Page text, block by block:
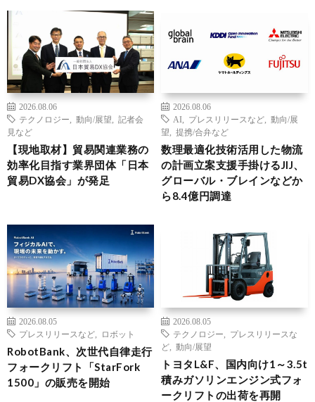
2026.08.06
テクノロジー
動向/展望
記者会
見など
【現地取材】貿易関連業務の
効率化目指す業界団体「日本
貿易DX協会」が発足
2026.08.06
AI
プレスリリースなど
動向/展
望
提携/合弁など
数理最適化技術活用した物流
の計画立案支援手掛けるJIJ、
グローバル・ブレインなどか
ら8.4億円調達
2026.08.05
プレスリリースなど
ロボット
RobotBank、次世代自律走行
フォークリフト「StarFork
1500」の販売を開始
2026.08.05
テクノロジー
プレスリリースな
ど
動向/展望
トヨタL&F、国内向け1～3.5t
積みガソリンエンジン式フォ
ークリフトの出荷を再開